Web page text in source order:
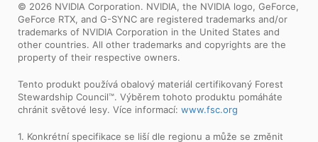
© 2026 NVIDIA Corporation. NVIDIA, the NVIDIA logo, GeForce,
GeForce RTX, and G-SYNC are registered trademarks and/or
trademarks of NVIDIA Corporation in the United States and
other countries. All other trademarks and copyrights are the
property of their respective owners.
Tento produkt používá obalový materiál certifikovaný Forest
Stewardship Council™. Výběrem tohoto produktu pomáháte
chránit světové lesy. Více informací: www.fsc.org
1. Konkrétní specifikace se liší dle regionu a může se změnit